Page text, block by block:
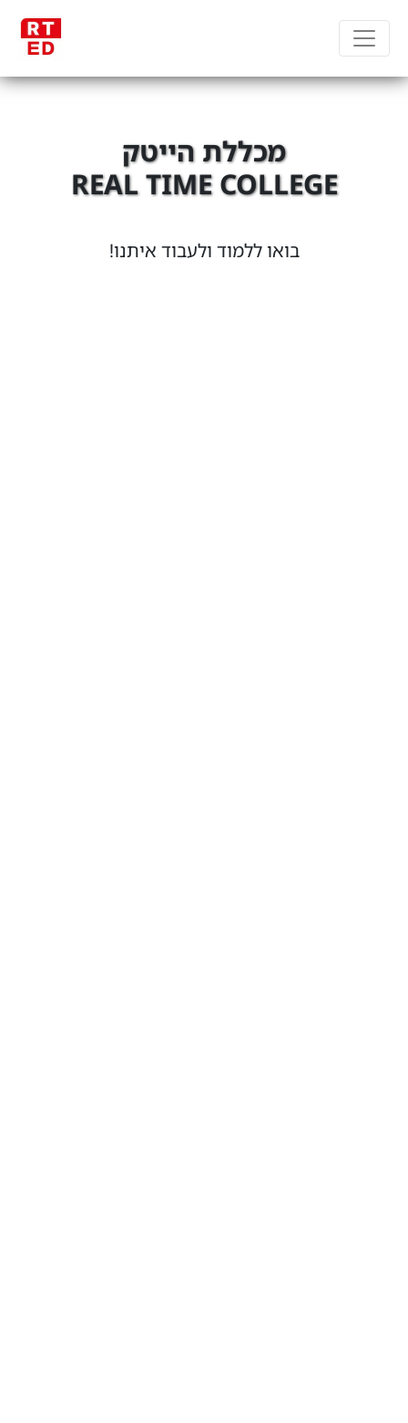
מכללת הייטק
REAL TIME COLLEGE
בואו ללמוד ולעבוד איתנו!